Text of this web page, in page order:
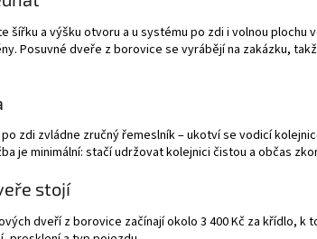
šířku a výšku otvoru a u systému po zdi i volnou plochu
Posuvné dveře z borovice se vyrábějí na zakázku,
zdi zvládne zručný řemeslník – ukotví se vodicí
je minimální: stačí udržovat kolejnici čistou a občas
stojí
dveří z borovice začínají okolo 3 400 Kč za křídlo,